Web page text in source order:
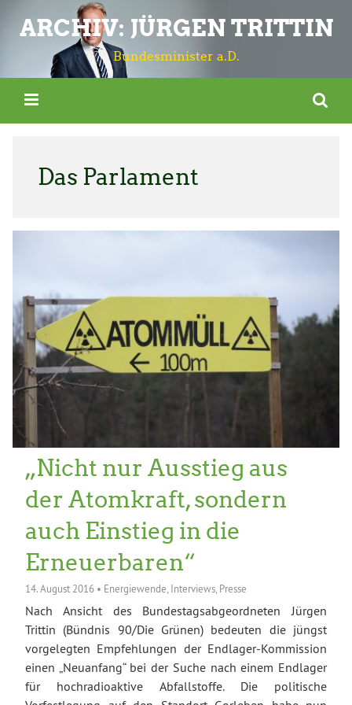
ARCHIV: JÜRGEN TRITTIN
Bundesminister a.D.
Das Parlament
„Nicht nur Ausstieg aus
der Atomkraft, sondern
auch Einstieg in die
Erneuerbaren“
14. August 2016 • Energiewende Interviews Presse
Nach Ansicht des Bundestagsabgeordneten Jürgen
Trittin (Bündnis 90/Die Grünen) bedeuten die jüngst
vorgelegten Empfehlungen der Endlager-Kommission
einen „Neuanfang“ bei der Suche nach einem Endlager
für hochradioaktive Abfallstoffe. Die politische